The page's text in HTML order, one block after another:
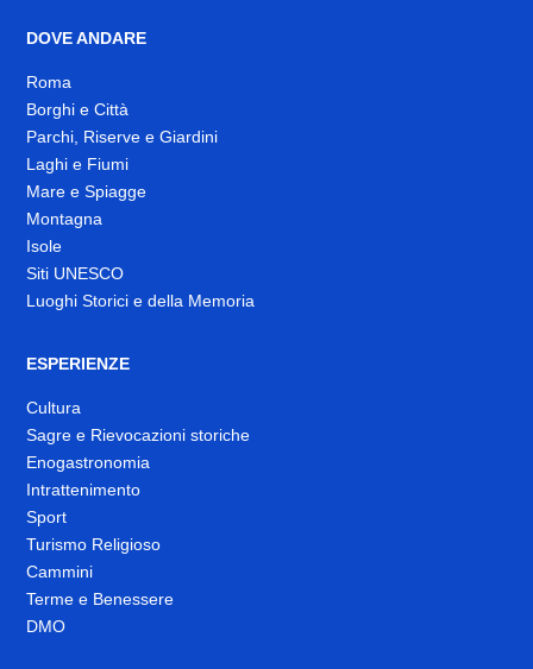
DOVE ANDARE
Roma
Borghi e Città
Parchi, Riserve e Giardini
Laghi e Fiumi
Mare e Spiagge
Montagna
Isole
Siti UNESCO
Luoghi Storici e della Memoria
ESPERIENZE
Cultura
Sagre e Rievocazioni storiche
Enogastronomia
Intrattenimento
Sport
Turismo Religioso
Cammini
Terme e Benessere
DMO